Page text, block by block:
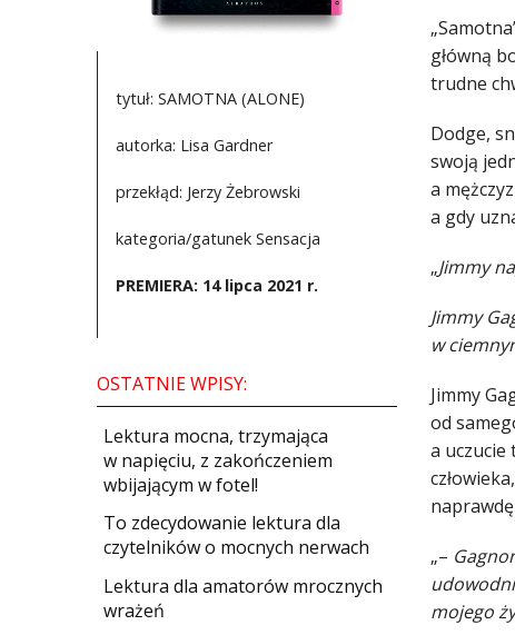
tytuł: SAMOTNA (ALONE)
autorka: Lisa Gardner
przekłąd: Jerzy Żebrowski
kategoria/gatunek Sensacja
PREMIERA: 14 lipca 2021 r.
OSTATNIE WPISY:
​Lektura mocna, trzymająca
w napięciu, z zakończeniem
wbijającym w fotel!
​To zdecydowanie lektura dla
czytelników o mocnych nerwach
Lektura dla amatorów mrocznych
wrażeń
główną
trudne
Dodge,
swoją
a
a gdy
„Jimmy
Jimmy
w
Jimmy
od
a uczucie
„–
mojego